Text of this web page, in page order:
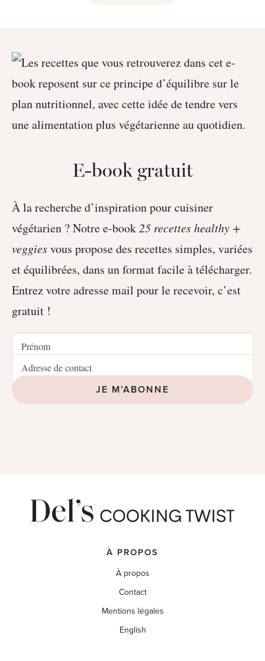
E-book gratuit
À la recherche d’inspiration pour cuisiner
végétarien ? Notre e-book 25 recettes healthy +
veggiesvous propose des recettes simples, variées
et équilibrées, dans un format facile à télécharger.
Entrez votre adresse mail pour le recevoir, c’est
gratuit !
JE M’ABONNE
À PROPOS
À propos
Contact
Mentions légales
English